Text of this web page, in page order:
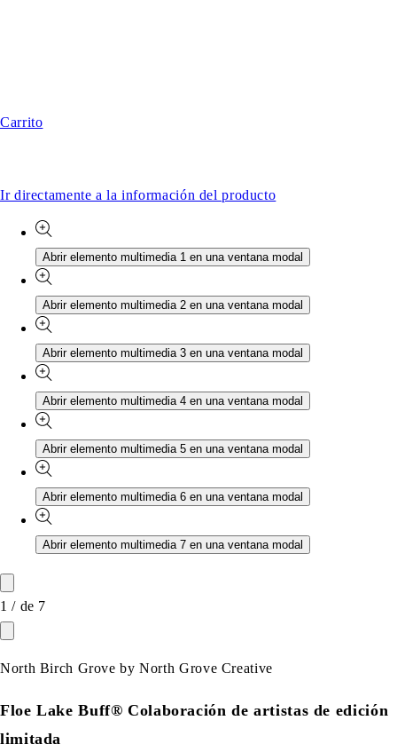
Carrito
Ir directamente a la información del producto
Abrir elemento multimedia 1 en una ventana modal
Abrir elemento multimedia 2 en una ventana modal
Abrir elemento multimedia 3 en una ventana modal
Abrir elemento multimedia 4 en una ventana modal
Abrir elemento multimedia 5 en una ventana modal
Abrir elemento multimedia 6 en una ventana modal
Abrir elemento multimedia 7 en una ventana modal
1 / de 7
North Birch Grove by North Grove Creative
Floe Lake Buff®️ Colaboración de artistas de edición
limitada